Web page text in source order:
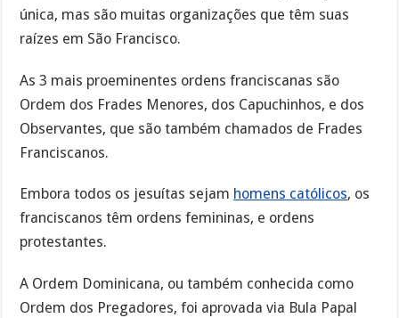
única, mas são muitas organizações que têm suas
raízes em São Francisco.
As 3 mais proeminentes ordens franciscanas são
Ordem dos Frades Menores, dos Capuchinhos, e dos
Observantes, que são também chamados de Frades
Franciscanos.
Embora todos os jesuítas sejam homens católicos, os
franciscanos têm ordens femininas, e ordens
protestantes.
A Ordem Dominicana, ou também conhecida como
Ordem dos Pregadores, foi aprovada via Bula Papal